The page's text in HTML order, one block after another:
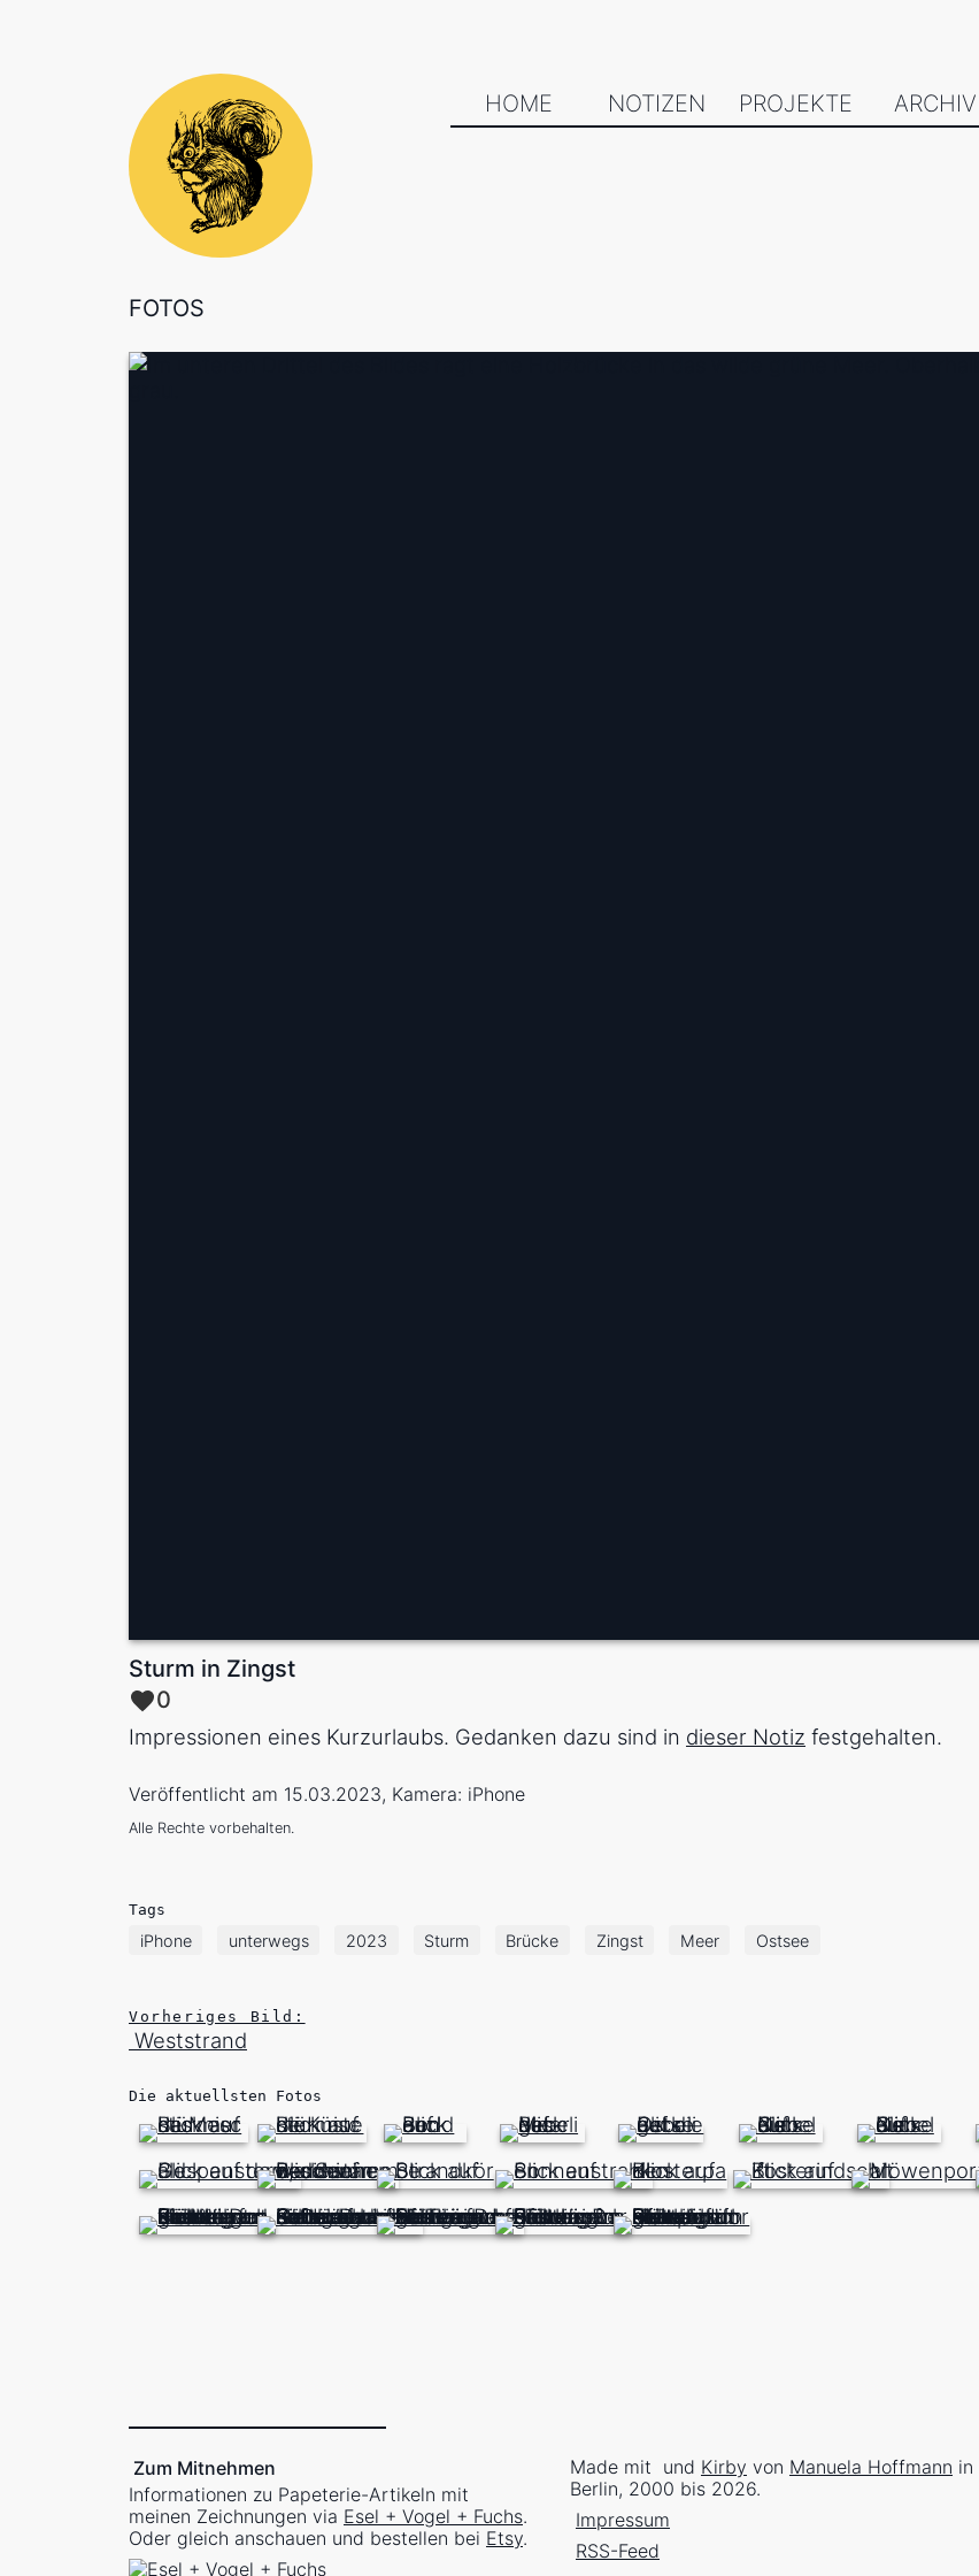
HOME NOTIZEN PROJEKTE ARCHIV
FOTOS
Sturm in Zingst
0
Impressionen eines Kurzurlaubs. Gedanken dazu sind in dieser Notiz festgehalten.
Veröffentlicht am 15.03.2023, Kamera: iPhone
Alle Rechte vorbehalten.
Tags
iPhone unterwegs 2023 Sturm Brücke Zingst Meer Ostsee
Vorheriges Bild:
Weststrand
Die aktuellsten Fotos
Zum Mitnehmen
Informationen zu Papeterie-Artikeln mit
meinen Zeichnungen via Esel + Vogel + Fuchs.
Oder gleich anschauen und bestellen bei Etsy.
Made mit und Kirby von Manuela Hoffmann in
Berlin, 2000 bis 2026.
Impressum
RSS-Feed